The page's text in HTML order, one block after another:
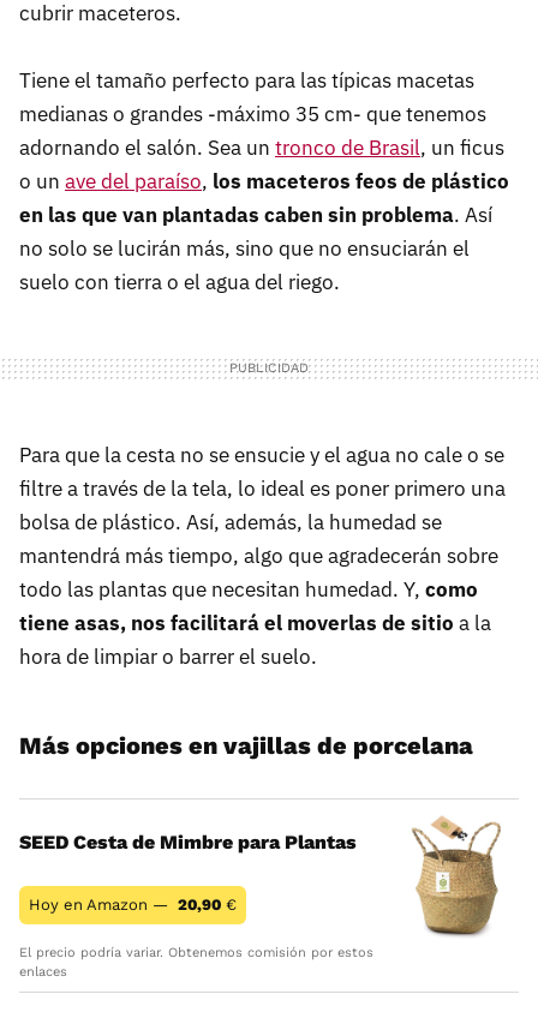
cubrir maceteros.
Tiene el tamaño perfecto para las típicas macetas
medianas o grandes -máximo 35 cm- que tenemos
adornando el salón. Sea un tronco de Brasil, un ficus
o un ave del paraíso, los maceteros feos de plástico
en las que van plantadas caben sin problema. Así
no solo se lucirán más, sino que no ensuciarán el
suelo con tierra o el agua del riego.
Para que la cesta no se ensucie y el agua no cale o se
filtre a través de la tela, lo ideal es poner primero una
bolsa de plástico. Así, además, la humedad se
mantendrá más tiempo, algo que agradecerán sobre
todo las plantas que necesitan humedad. Y, como
tiene asas, nos facilitará el moverlas de sitio a la
hora de limpiar o barrer el suelo.
Más opciones en vajillas de porcelana
SEED Cesta de Mimbre para Plantas
Hoy en Amazon — 20,90 €
El precio podría variar. Obtenemos comisión por estos
enlaces